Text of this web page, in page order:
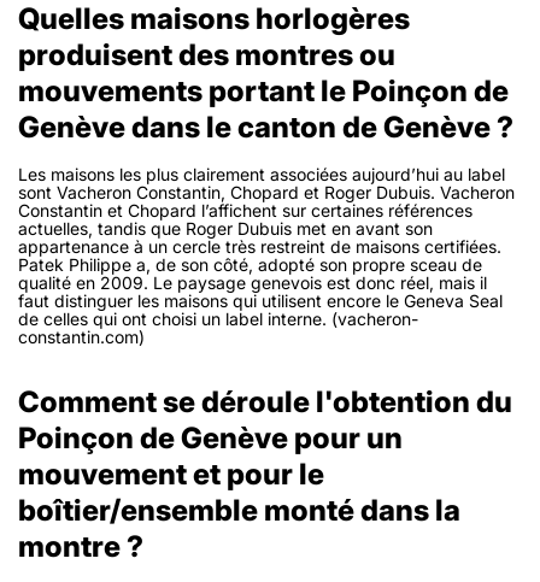
Quelles maisons horlogères
produisent des montres ou
mouvements portant le Poinçon de
Genève dans le canton de Genève ?
Les maisons les plus clairement associées aujourd’hui au label
sont Vacheron Constantin, Chopard et Roger Dubuis. Vacheron
Constantin et Chopard l’affichent sur certaines références
actuelles, tandis que Roger Dubuis met en avant son
appartenance à un cercle très restreint de maisons certifiées.
Patek Philippe a, de son côté, adopté son propre sceau de
qualité en 2009. Le paysage genevois est donc réel, mais il
faut distinguer les maisons qui utilisent encore le Geneva Seal
de celles qui ont choisi un label interne. (vacheron-
constantin.com)
Comment se déroule l'obtention du
Poinçon de Genève pour un
mouvement et pour le
boîtier/ensemble monté dans la
montre ?